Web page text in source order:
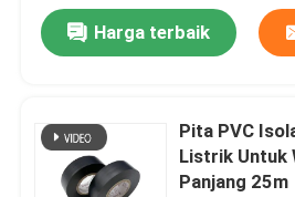
Harga terbaik
Pita PVC
Listrik Untuk
Panjang 25m